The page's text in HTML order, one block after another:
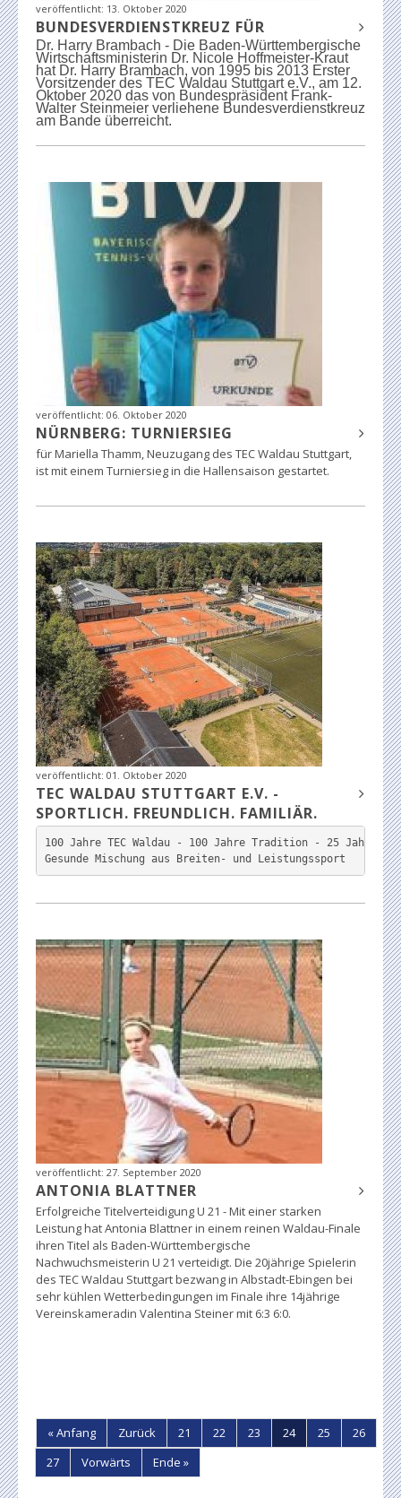
veröffentlicht: 13. Oktober 2020
BUNDESVERDIENSTKREUZ FÜR
Dr. Harry Brambach - Die Baden-Württembergische
Wirtschaftsministerin Dr. Nicole Hoffmeister-Kraut
hat Dr. Harry Brambach, von 1995 bis 2013 Erster
Vorsitzender des TEC Waldau Stuttgart e.V., am 12.
Oktober 2020 das von Bundespräsident Frank-
Walter Steinmeier verliehene Bundesverdienstkreuz
am Bande überreicht.
veröffentlicht: 06. Oktober 2020
NÜRNBERG: TURNIERSIEG
für Mariella Thamm, Neuzugang des TEC Waldau Stuttgart,
ist mit einem Turniersieg in die Hallensaison gestartet.
veröffentlicht: 01. Oktober 2020
TEC WALDAU STUTTGART E.V. -
SPORTLICH. FREUNDLICH. FAMILIÄR.
100 Jahre TEC Waldau - 100 Jahre Tradition - 25 Jahre
Gesunde Mischung aus Breiten- und Leistungssport
veröffentlicht: 27. September 2020
ANTONIA BLATTNER
Erfolgreiche Titelverteidigung U 21 - Mit einer starken
Leistung hat Antonia Blattner in einem reinen Waldau-Finale
ihren Titel als Baden-Württembergische
Nachwuchsmeisterin U 21 verteidigt. Die 20jährige Spielerin
des TEC Waldau Stuttgart bezwang in Albstadt-Ebingen bei
sehr kühlen Wetterbedingungen im Finale ihre 14jährige
Vereinskameradin Valentina Steiner mit 6:3 6:0.
« Anfang Zurück 21 22 23 24 25
26
27
Vorwärts Ende »